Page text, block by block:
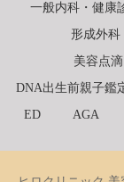
一般内科・健康
形成外科
美容点
DNA出生前親子鑑
ED
AGA